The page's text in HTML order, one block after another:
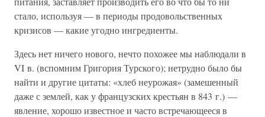
стало, используя — в периоды продовольственных
кризисов — какие угодно ингредиенты.
Здесь нет ничего нового, нечто похожее мы наблюдали в
VI в. (вспомним Григория Турского); нетрудно было бы
найти и другие цитаты: «хлеб неурожая» (замешенный
даже с землей, как у французских крестьян в 843 г.) —
явление, хорошо известное и часто встречающееся в